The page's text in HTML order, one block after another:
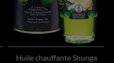
Huile chauffante Shunga